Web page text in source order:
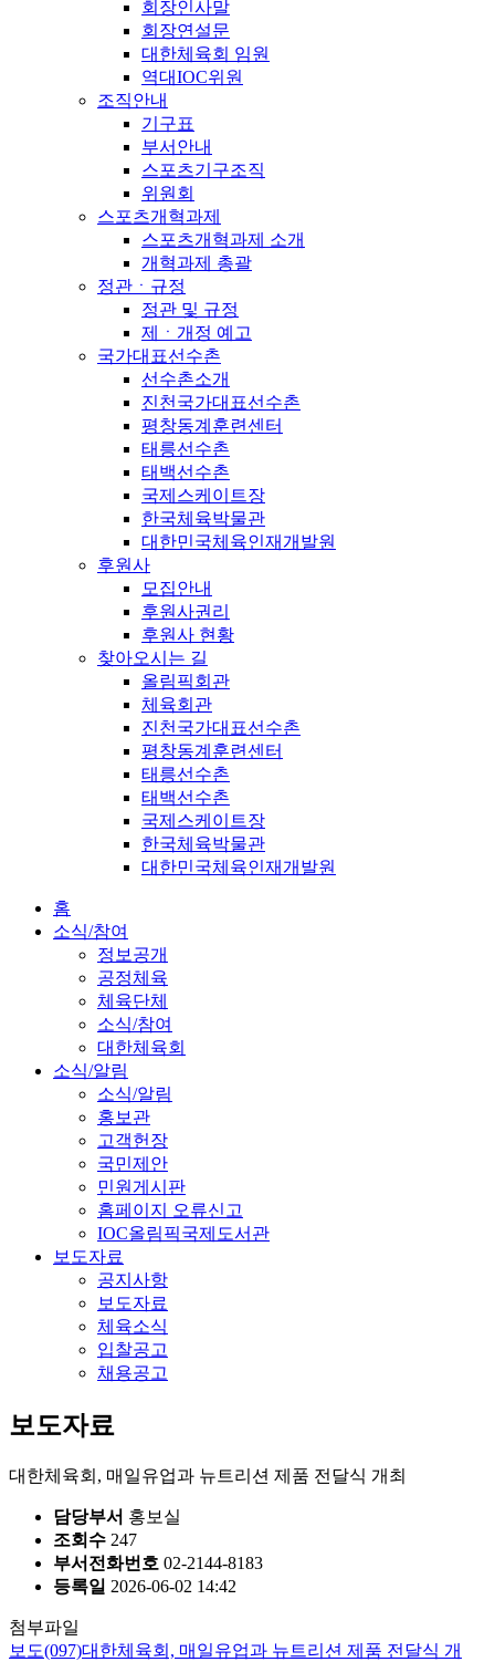
회장인사말
회장연설문
대한체육회 임원
역대IOC위원
조직안내
기구표
부서안내
스포츠기구조직
위원회
스포츠개혁과제
스포츠개혁과제 소개
개혁과제 총괄
정관ㆍ규정
정관 및 규정
제ㆍ개정 예고
국가대표선수촌
선수촌소개
진천국가대표선수촌
평창동계훈련센터
태릉선수촌
태백선수촌
국제스케이트장
한국체육박물관
대한민국체육인재개발원
후원사
모집안내
후원사권리
후원사 현황
찾아오시는 길
올림픽회관
체육회관
진천국가대표선수촌
평창동계훈련센터
태릉선수촌
태백선수촌
국제스케이트장
한국체육박물관
대한민국체육인재개발원
홈
소식/참여
정보공개
공정체육
체육단체
소식/참여
대한체육회
소식/알림
소식/알림
홍보관
고객헌장
국민제안
민원게시판
홈페이지 오류신고
IOC올림픽국제도서관
보도자료
공지사항
보도자료
체육소식
입찰공고
채용공고
보도자료
대한체육회, 매일유업과 뉴트리션 제품 전달식 개최
담당부서 홍보실
조회수 247
부서전화번호 02-2144-8183
등록일 2026-06-02 14:42
첨부파일
보도(097)대한체육회, 매일유업과 뉴트리션 제품 전달식 개